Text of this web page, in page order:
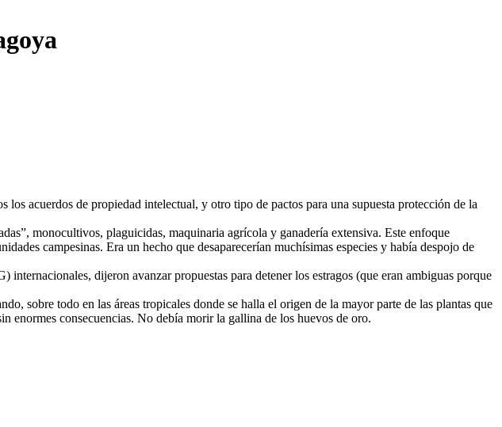
acuerdos de propiedad intelectual, y otro tipo de pactos para una supuesta protección de la
monocultivos, plaguicidas, maquinaria agrícola y ganadería extensiva. Este enfoque
campesinas. Era un hecho que desaparecerían muchísimas especies y había despojo de
dijeron avanzar propuestas para detener los estragos (que eran ambiguas porque
sobre todo en las áreas tropicales donde se halla el origen de la mayor parte de las plantas que
enormes consecuencias. No debía morir la gallina de los huevos de oro.